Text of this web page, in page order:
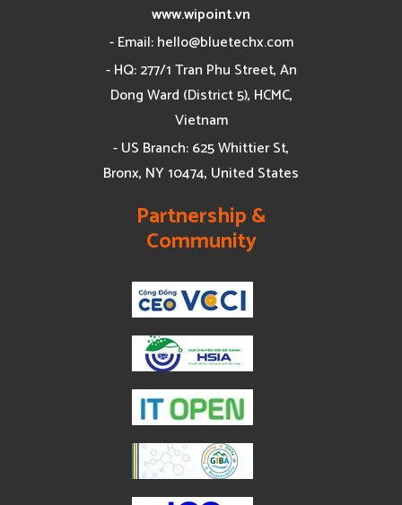
www.wipoint.vn
- Email:hello@bluetechx.com
- HQ: 277/1 Tran Phu Street, An
Dong Ward (District 5), HCMC,
Vietnam
- US Branch: 625 Whittier St,
Bronx, NY 10474, United States
Partnership &
Community